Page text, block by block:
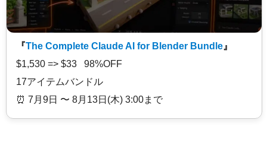
『The Complete Claude AI for Blender Bundle 』
$1,530 => $33 98%OFF
17アイテムバンドル
⏰️ 7月9日 〜 8月13日(木) 3:00まで